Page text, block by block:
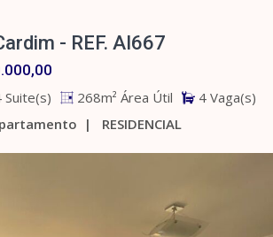
- REF. AI667
Suite(s) 268m² Área Útil
4 Vaga(s)
| RESIDENCIAL